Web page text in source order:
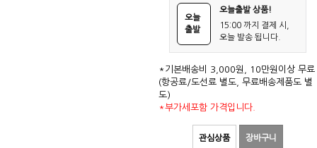
오늘
출발
오늘출발 상품!
15:00 까지 결제 시,
오늘 발송 됩니다.
*기본배송비 3,000원, 10만원이상 무료
(항공료/도선료 별도, 무료배송제품도 별
도)
*부가세포함 가격입니다.
관심상품 장바구니